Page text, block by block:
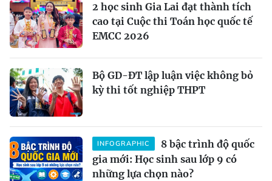
2 học sinh Gia Lai đạt thành tích
cao tại Cuộc thi Toán học quốc tế
EMCC 2026
Bộ GD-ĐT lập luận việc không bỏ
kỳ thi tốt nghiệp THPT
INFOGRAPHIC
8 bậc trình độ quốc
gia mới: Học sinh sau lớp 9 có
những lựa chọn nào?